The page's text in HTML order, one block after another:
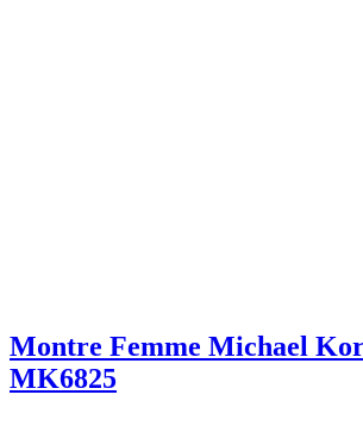
Montre Femme Michael
MK6825